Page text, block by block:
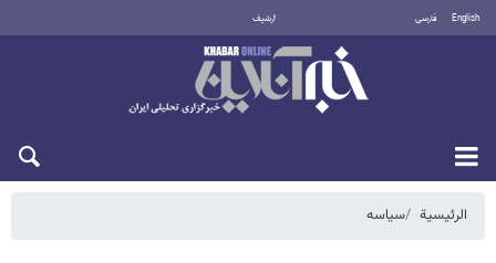
English فارسی أرشيف
الرئيسية سیاسه